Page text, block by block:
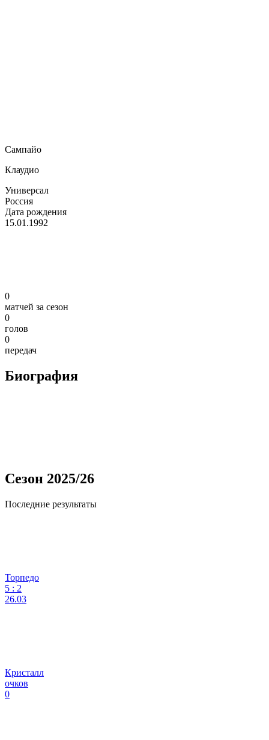
Сампайо
Клаудио
Универсал
Россия
Дата рождения
15.01.1992
0
матчей за сезон
0
голов
0
передач
Биография
Сезон 2025/26
Последние результаты
Торпедо
5 : 2
26.03
Кристалл
очков
0